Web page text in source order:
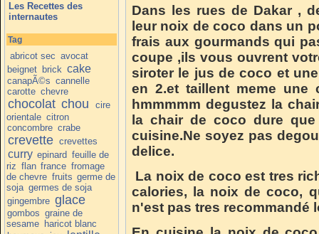
Les Recettes des
internautes
Tag
abricot sec avocat
beignet brick cake
canapÃ©s cannelle
carotte chevre
chocolat chou
cire
orientale citron
concombre crabe
crevette crevettes
curry epinard feuille de
riz flan france fromage
de chevre fruits germe de
soja germes de soja
gingembre glace
gombos graine de
sesame haricot blanc
Dans les rues de Dakar ,
leur noix de coco dans un
frais aux gourmands qui
coupe ,ils vous ouvrent
siroter le jus de coco et
en 2.et taillent meme
hmmmmm degustez la
la chair de coco dure
cuisine.Ne soyez pas
delice.
La noix de coco est tres
calories, la noix de coco,
n'est pas tres recommandé